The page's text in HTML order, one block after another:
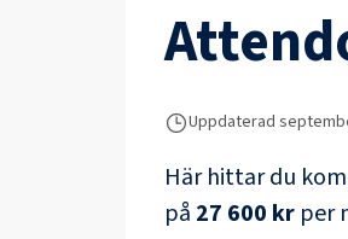
Uppdaterad
Här hittar du
på 27 600 kr per